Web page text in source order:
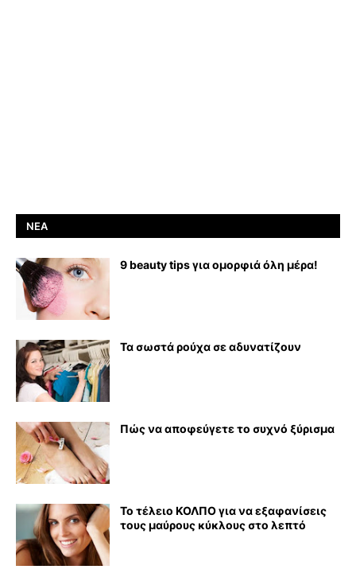
ΝΈΑ
9 beauty tips για ομορφιά όλη μέρα!
Τα σωστά ρούχα σε αδυνατίζουν
Πώς να αποφεύγετε το συχνό ξύρισμα
Το τέλειο ΚΟΛΠΟ για να εξαφανίσεις
τους μαύρους κύκλους στο λεπτό